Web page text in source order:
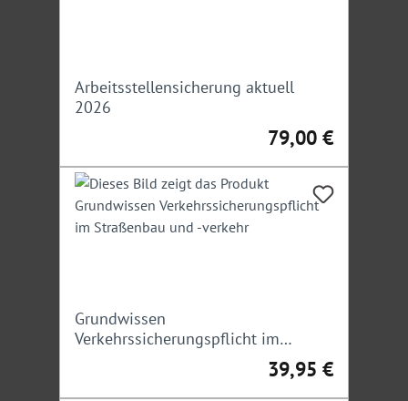
Arbeitsstellensicherung aktuell
2026
Regulärer Preis:
79,00 €
Grundwissen
Verkehrssicherungspflicht im
Regulärer Preis:
39,95 €